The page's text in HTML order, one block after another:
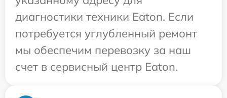
диагностики техники Eaton. Если
потребуется углубленный ремонт
мы обеспечим перевозку за наш
счет в сервисный центр Eaton.